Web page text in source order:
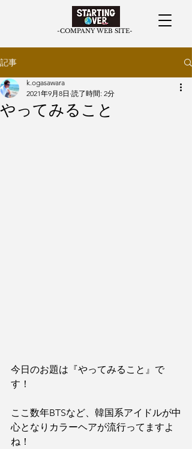
​-COMPANY WEB SITE-
記事
やってみること
k.ogasawara
2021年9月8日 読了時間: 2分
今日のお題は『やってみること』で
す！
ここ数年BTSなど、韓国系アイドルが中
心となりカラーヘアが流行ってますよ
ね！